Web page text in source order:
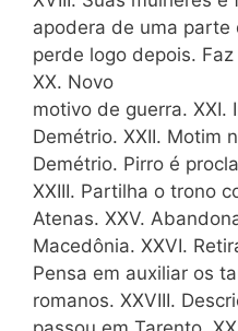
apodera de uma parte
perde logo depois.
XX. Novo
motivo de guerra. XXI.
Demétrio. XXII. Motim
Demétrio. Pirro é
XXIII. Partilha o trono
Atenas. XXV.
Macedônia. XXVI.
Pensa em auxiliar os
romanos. XXVIII.